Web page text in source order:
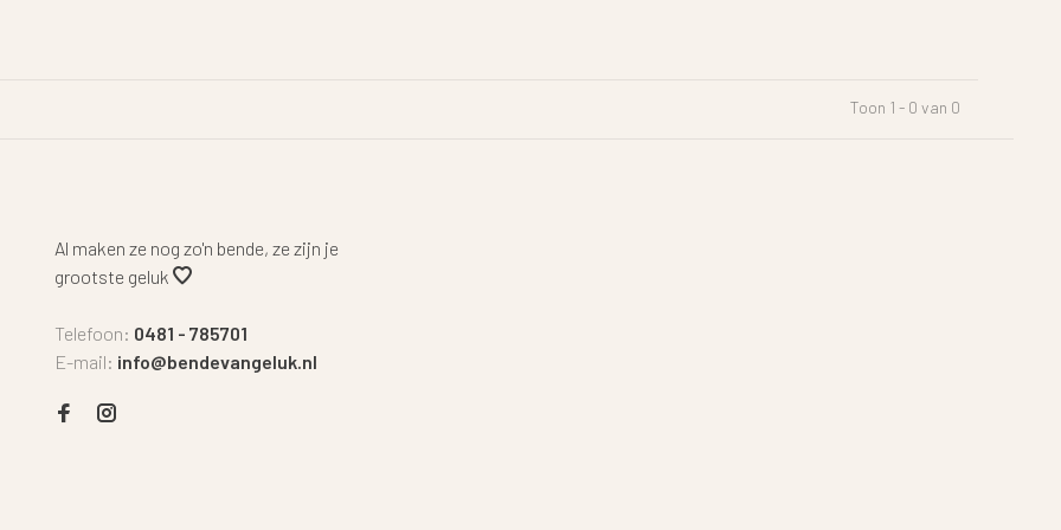
Toon 1 - 0 van 0
Al maken ze nog zo'n bende, ze zijn je
grootste geluk
Telefoon: 0481 - 785701
E-mail: info@bendevangeluk.nl